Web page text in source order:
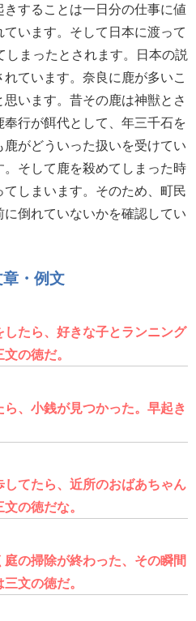
することは一日分の仕事に値
います。そして日本に渡って
しまったとされます。日本の説
ています。奈良に鹿が多いこ
います。昔その鹿は神獣とさ
行が餌代として、年三千石を
がどういった扱いを受けてい
そして鹿を殺めてしまった時
しまいます。そのため、町民
倒れていないかを確認してい
・例文
たら、好きな子とランニング
の徳だ。
、小銭が見つかった。早起き
てたら、近所のおばあちゃん
の徳だな。
の掃除が終わった、その瞬間
文の徳だ。